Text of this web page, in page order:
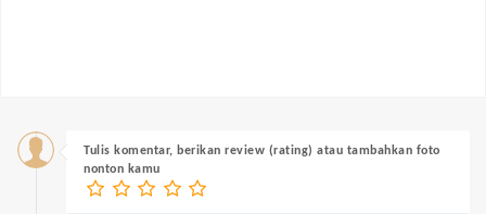
Tulis komentar, berikan review (rating) atau tambahkan foto
nonton kamu